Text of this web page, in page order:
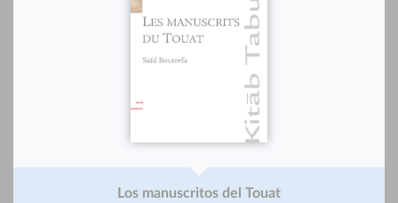
Los manuscritos del Touat